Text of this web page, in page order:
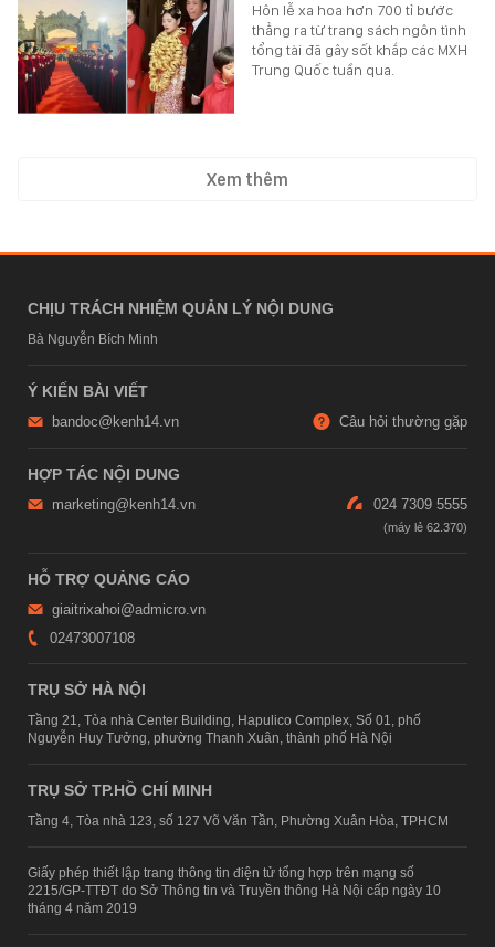
Hôn lễ xa hoa hơn 700 tỉ bước
thẳng ra từ trang sách ngôn tình
tổng tài đã gây sốt khắp các MXH
Trung Quốc tuần qua.
Xem thêm
CHỊU TRÁCH NHIỆM QUẢN LÝ NỘI DUNG
Bà Nguyễn Bích Minh
Ý KIẾN BÀI VIẾT
bandoc@kenh14.vn Câu hỏi thường gặp
HỢP TÁC NỘI DUNG
marketing@kenh14.vn 024 7309 5555
HỖ TRỢ QUẢNG CÁO
giaitrixahoi@admicro.vn
02473007108
TRỤ SỞ HÀ NỘI
Tầng 21, Tòa nhà Center Building, Hapulico Complex, Số 01, phố
Nguyễn Huy Tưởng, phường Thanh Xuân, thành phố Hà Nội
TRỤ SỞ TP.HỒ CHÍ MINH
Tầng 4, Tòa nhà 123, số 127 Võ Văn Tần, Phường Xuân Hòa, TPHCM
Giấy phép thiết lập trang thông tin điện tử tổng hợp trên mạng số
2215/GP-TTĐT do Sở Thông tin và Truyền thông Hà Nội cấp ngày 10
tháng 4 năm 2019